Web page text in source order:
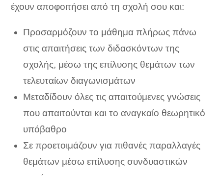
έχουν αποφοιτήσει από τη σχολή σου και:
Προσαρμόζουν το μάθημα πλήρως πάνω
στις απαιτήσεις των διδασκόντων της
σχολής, μέσω της επίλυσης θεμάτων των
τελευταίων διαγωνισμάτων
Μεταδίδουν όλες τις απαιτούμενες γνώσεις
που απαιτούνται και το αναγκαίο θεωρητικό
υπόβαθρο
Σε προετοιμάζουν για πιθανές παραλλαγές
θεμάτων μέσω επίλυσης συνδυαστικών